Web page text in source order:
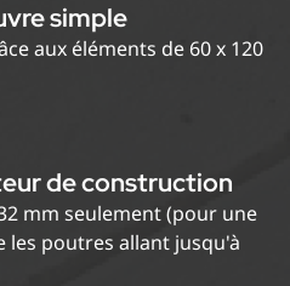
simple
aux éléments de 60 x 120
de construction
mm seulement (pour une
les poutres allant jusqu'à